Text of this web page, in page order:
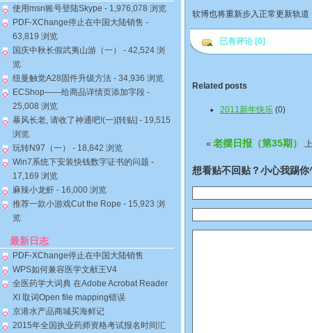
使用msn账号登陆Skype - 1,976,078 浏览
PDF-XChange停止在中国大陆销售 -
63,819 浏览
国庆中秋长假武夷山游（一）
- 42,524 浏
览
纽曼触觉A28固件升级方法 - 34,936 浏览
ECShop——给商品详情页添加字段 -
25,008 浏览
暴风长老, 请收了神通吧!(一)[转贴] - 19,515
浏览
玩转N97（一）
- 18,842 浏览
Win7系统下安装快钱数字证书的问题 -
17,169 浏览
麻辣小龙虾 - 16,000 浏览
推荐一款小游戏Cut the Rope - 15,923 浏
览
最新日志
PDF-XChange停止在中国大陆销售
WPS如何兼容医学文献王V4
全医药学大词典 在Adobe Acrobat Reader
XI 取词Open file mapping错误
京港水产品商城买海鲜记
2015年全国执业药师资格考试报名时间汇
软博也将重新步入正常更新轨
已有评论 [0]
Related posts
2011新年快乐 (0)
« 老摆日报（第35期）
想看贴不回贴？小心我踢